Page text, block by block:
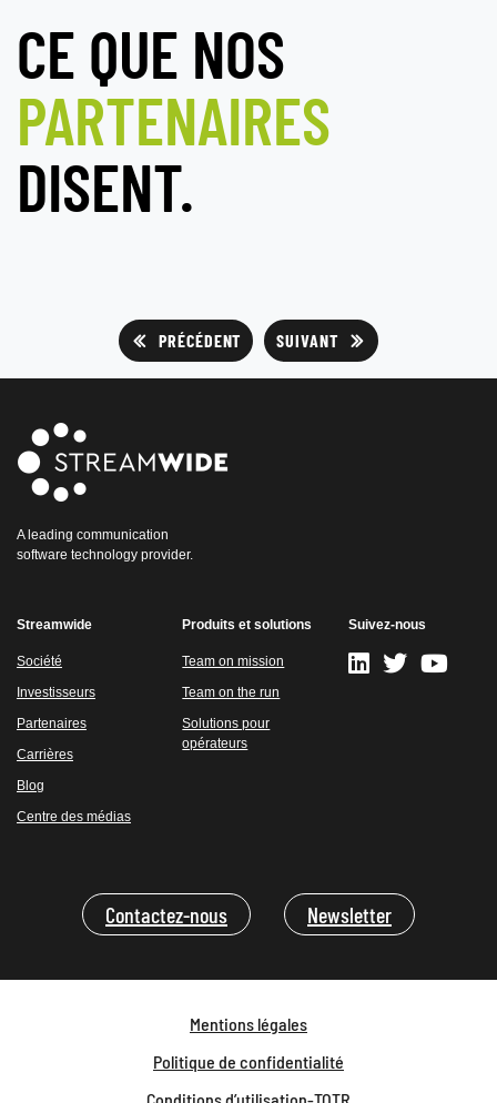
CE QUE NOS
PARTENAIRES
DISENT.
PRÉCÉDENT SUIVANT
A leading communication
software technology provider.
Streamwide
Société
Investisseurs
Partenaires
Carrières
Blog
Centre des médias
Produits et solutions
Team on mission
Team on the run
Solutions pour
opérateurs
Suivez-nous
Contactez-nous Newsletter
Mentions légales
Politique de confidentialité